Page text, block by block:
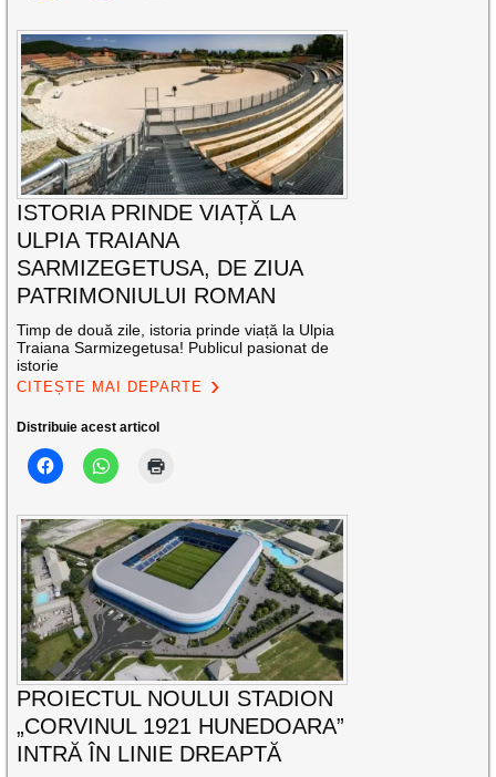
ISTORIA PRINDE VIAȚĂ LA
ULPIA TRAIANA
SARMIZEGETUSA, DE ZIUA
PATRIMONIULUI ROMAN
Timp de două zile, istoria prinde viață la Ulpia
Traiana Sarmizegetusa! Publicul pasionat de
istorie
CITEȘTE MAI DEPARTE
Distribuie acest articol
PROIECTUL NOULUI STADION
„CORVINUL 1921 HUNEDOARA”
INTRĂ ÎN LINIE DREAPTĂ